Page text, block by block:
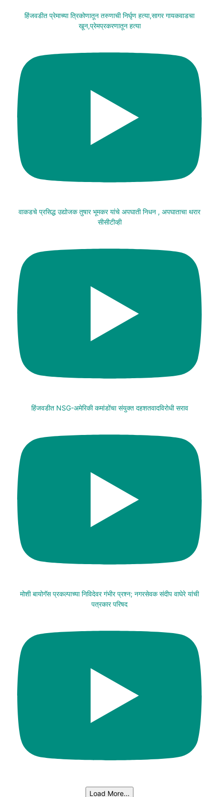
हिंजवडीत प्रेमाच्या त्रिकोणातून तरुणाची निर्घृण हत्या,सागर गायकवाडचा
खून,प्रेमप्रकरणातून हत्या
वाकडचे प्रसिद्ध उद्योजक तुषार भूमकर यांचे अपघाती निधन , अपघाताचा थरार
सीसीटीव्ही
हिंजवडीत NSG-अमेरिकी कमांडोंचा संयुक्त दहशतवादविरोधी सराव
मोशी बायोगॅस प्रकल्पाच्या निविदेवर गंभीर प्रश्न; नगरसेवक संदीप वाघेरे यांची
पत्रकार परिषद
Load More...